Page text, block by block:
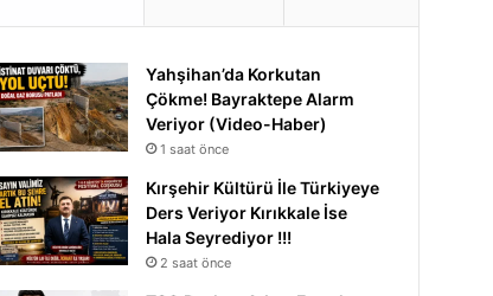
Yahşihan’da Korkutan
Çökme! Bayraktepe Alarm
Veriyor (Video-Haber)
1 saat önce
Kırşehir Kültürü İle Türkiyeye
Ders Veriyor Kırıkkale İse
Hala Seyrediyor !!!
2 saat önce